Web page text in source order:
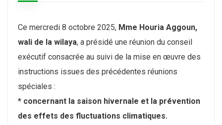
Ce mercredi 8 octobre 2025, Mme Houria Aggoun,
wali de la wilaya, a présidé une réunion du conseil
exécutif consacrée au suivi de la mise en œuvre des
instructions issues des précédentes réunions
spéciales :
* concernant la saison hivernale et la prévention
des effets des fluctuations climatiques.